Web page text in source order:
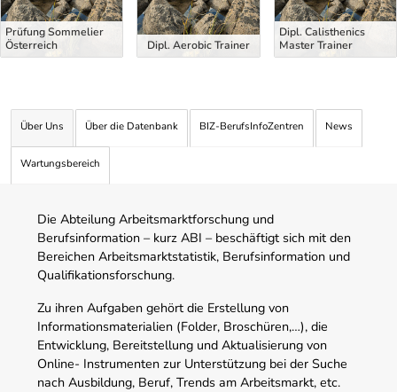
Prüfung Sommelier
Österreich
Dipl. Aerobic Trainer
Dipl. Calisthenics
Master Trainer
Über Uns Über die Datenbank BIZ-BerufsInfoZentren News
Wartungsbereich
Die Abteilung Arbeitsmarktforschung und
Berufsinformation – kurz ABI – beschäftigt sich mit den
Bereichen Arbeitsmarktstatistik, Berufsinformation und
Qualifikationsforschung.
Zu ihren Aufgaben gehört die Erstellung von
Informationsmaterialien (Folder, Broschüren,…), die
Entwicklung, Bereitstellung und Aktualisierung von
Online- Instrumenten zur Unterstützung bei der Suche
nach Ausbildung, Beruf, Trends am Arbeitsmarkt, etc.